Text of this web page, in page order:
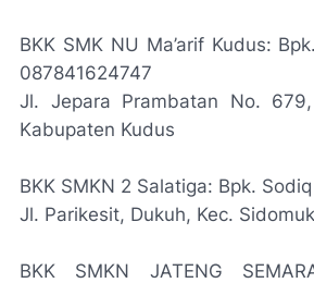
BKK SMK NU Ma’arif Kudus:
087841624747
Jl. Jepara Prambatan No.
Kabupaten Kudus
BKK SMKN 2 Salatiga: Bpk.
Jl. Parikesit, Dukuh, Kec.
BKK SMKN JATENG